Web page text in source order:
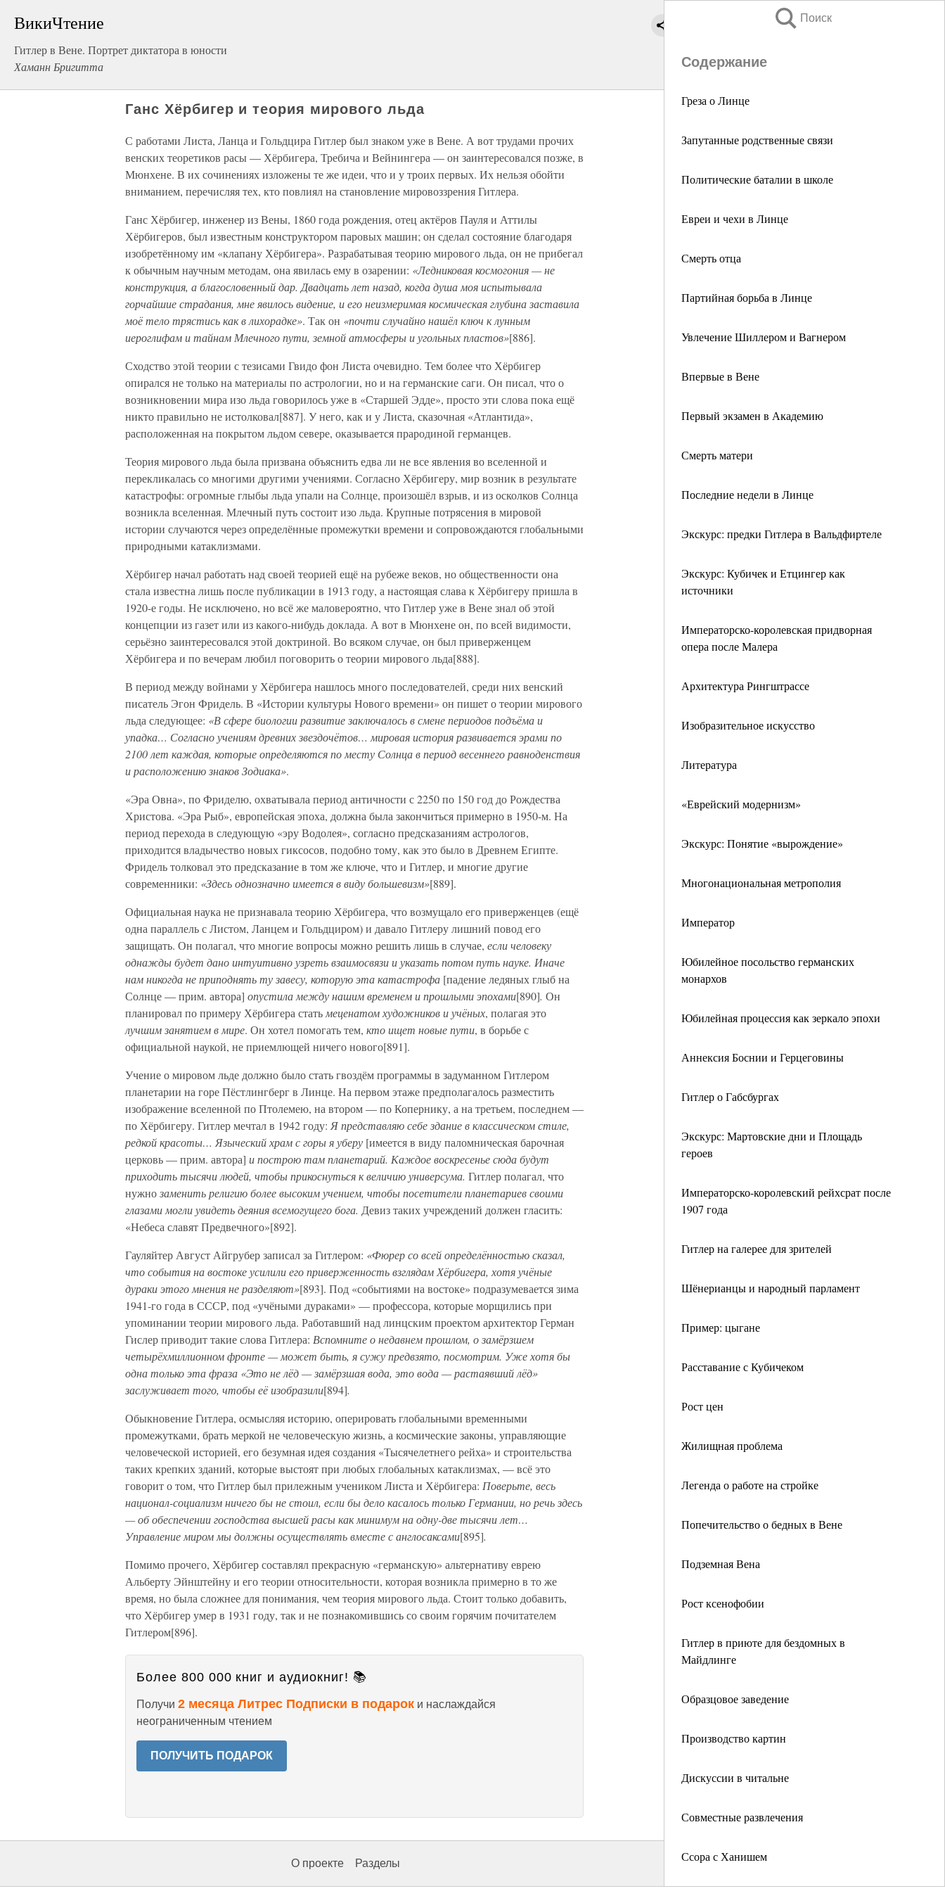
ВикиЧтение
Гитлер в Вене. Портрет диктатора в юности
Хаманн Бригитта
Поиск
Содержание
Греза о Линце
Запутанные родственные связи
Политические баталии в школе
Евреи и чехи в Линце
Смерть отца
Партийная борьба в Линце
Увлечение Шиллером и Вагнером
Впервые в Вене
Первый экзамен в Академию
Смерть матери
Последние недели в Линце
Экскурс: предки Гитлера в Вальдфиртеле
Экскурс: Кубичек и Етцингер как
источники
Императорско-королевская придворная
опера после Малера
Архитектура Рингштрассе
Изобразительное искусство
Литература
«Еврейский модернизм»
Экскурс: Понятие «вырождение»
Многонациональная метрополия
Император
Юбилейное посольство германских
монархов
Юбилейная процессия как зеркало эпохи
Аннексия Боснии и Герцеговины
Гитлер о Габсбургах
Экскурс: Мартовские дни и Площадь
героев
Императорско-королевский рейхсрат после
1907 года
Гитлер на галерее для зрителей
Шёнерианцы и народный парламент
Пример: цыгане
Расставание с Кубичеком
Рост цен
Жилищная проблема
Легенда о работе на стройке
Попечительство о бедных в Вене
Подземная Вена
Рост ксенофобии
Гитлер в приюте для бездомных в
Майдлинге
Образцовое заведение
Производство картин
Дискуссии в читальне
Совместные развлечения
Ссора с Ханишем
Ганс Хёрбигер и теория мирового льда
С работами Листа, Ланца и Гольдцира Гитлер был знаком уже в Вене. А вот трудами прочих
венских теоретиков расы — Хёрбигера, Требича и Вейнингера — он заинтересовался позже, в
Мюнхене. В их сочинениях изложены те же идеи, что и у троих первых. Их нельзя обойти
вниманием, перечисляя тех, кто повлиял на становление мировоззрения Гитлера.
Ганс Хёрбигер, инженер из Вены, 1860 года рождения, отец актёров Пауля и Аттилы
Хёрбигеров, был известным конструктором паровых машин; он сделал состояние благодаря
изобретённому им «клапану Хёрбигера». Разрабатывая теорию мирового льда, он не прибегал
к обычным научным методам, она явилась ему в озарении: «Ледниковая космогония — не
конструкция, а благословенный дар. Двадцать лет назад, когда душа моя испытывала
горчайшие страдания, мне явилось видение, и его неизмеримая космическая глубина заставила
моё тело трястись как в лихорадке». Так он «почти случайно нашёл ключ к лунным
иероглифам и тайнам Млечного пути, земной атмосферы и угольных пластов»[886].
Сходство этой теории с тезисами Гвидо фон Листа очевидно. Тем более что Хёрбигер
опирался не только на материалы по астрологии, но и на германские саги. Он писал, что о
возникновении мира изо льда говорилось уже в «Старшей Эдде», просто эти слова пока ещё
никто правильно не истолковал[887]. У него, как и у Листа, сказочная «Атлантида»,
расположенная на покрытом льдом севере, оказывается прародиной германцев.
Теория мирового льда была призвана объяснить едва ли не все явления во вселенной и
перекликалась со многими другими учениями. Согласно Хёрбигеру, мир возник в результате
катастрофы: огромные глыбы льда упали на Солнце, произошёл взрыв, и из осколков Солнца
возникла вселенная. Млечный путь состоит изо льда. Крупные потрясения в мировой
истории случаются через определённые промежутки времени и сопровождаются глобальными
природными катаклизмами.
Хёрбигер начал работать над своей теорией ещё на рубеже веков, но общественности она
стала известна лишь после публикации в 1913 году, а настоящая слава к Хёрбигеру пришла в
1920-е годы. Не исключено, но всё же маловероятно, что Гитлер уже в Вене знал об этой
концепции из газет или из какого-нибудь доклада. А вот в Мюнхене он, по всей видимости,
серьёзно заинтересовался этой доктриной. Во всяком случае, он был приверженцем
Хёрбигера и по вечерам любил поговорить о теории мирового льда[888].
В период между войнами у Хёрбигера нашлось много последователей, среди них венский
писатель Эгон Фридель. В «Истории культуры Нового времени» он пишет о теории мирового
льда следующее: «В сфере биологии развитие заключалось в смене периодов подъёма и
упадка… Согласно учениям древних звездочётов… мировая история развивается эрами по
2100 лет каждая, которые определяются по месту Солнца в период весеннего равноденствия
и расположению знаков Зодиака».
«Эра Овна», по Фриделю, охватывала период античности с 2250 по 150 год до Рождества
Христова. «Эра Рыб», европейская эпоха, должна была закончиться примерно в 1950-м. На
период перехода в следующую «эру Водолея», согласно предсказаниям астрологов,
приходится владычество новых гиксосов, подобно тому, как это было в Древнем Египте.
Фридель толковал это предсказание в том же ключе, что и Гитлер, и многие другие
современники: «Здесь однозначно имеется в виду большевизм»[889].
Официальная наука не признавала теорию Хёрбигера, что возмущало его приверженцев (ещё
одна параллель с Листом, Ланцем и Гольдциром) и давало Гитлеру лишний повод его
защищать. Он полагал, что многие вопросы можно решить лишь в случае, если человеку
однажды будет дано интуитивно узреть взаимосвязи и указать потом путь науке. Иначе
нам никогда не приподнять ту завесу, которую эта катастрофа [падение ледяных глыб на
Солнце — прим. автора] опустила между нашим временем и прошлыми эпохами[890]. Он
планировал по примеру Хёрбигера стать меценатом художников и учёных, полагая это
лучшим занятием в мире. Он хотел помогать тем, кто ищет новые пути, в борьбе с
официальной наукой, не приемлющей ничего нового[891].
Учение о мировом льде должно было стать гвоздём программы в задуманном Гитлером
планетарии на горе Пёстлингберг в Линце. На первом этаже предполагалось разместить
изображение вселенной по Птолемею, на втором — по Копернику, а на третьем, последнем —
по Хёрбигеру. Гитлер мечтал в 1942 году: Я представляю себе здание в классическом стиле,
редкой красоты… Языческий храм с горы я уберу [имеется в виду паломническая барочная
церковь — прим. автора] и построю там планетарий. Каждое воскресенье сюда будут
приходить тысячи людей, чтобы прикоснуться к величию универсума. Гитлер полагал, что
нужнозаменить религию более высоким учением, чтобы посетители планетариев своими
глазами могли увидеть деяния всемогущего бога. Девиз таких учреждений должен гласить:
«Небеса славят Предвечного»[892].
Гауляйтер Август Айгрубер записал за Гитлером: «Фюрер со всей определённостью сказал,
что события на востоке усилили его приверженность взглядам Хёрбигера, хотя учёные
дураки этого мнения не разделяют»[893]. Под «событиями на востоке» подразумевается зима
1941-го года в СССР, под «учёными дураками» — профессора, которые морщились при
упоминании теории мирового льда. Работавший над линцским проектом архитектор Герман
Гислер приводит такие слова Гитлера: Вспомните о недавнем прошлом, о замёрзшем
четырёхмиллионном фронте — может быть, я сужу предвзято, посмотрим. Уже хотя бы
одна только эта фраза «Это не лёд — замёрзшая вода, это вода — растаявший лёд»
заслуживает того, чтобы её изобразили[894].
Обыкновение Гитлера, осмысляя историю, оперировать глобальными временными
промежутками, брать меркой не человеческую жизнь, а космические законы, управляющие
человеческой историей, его безумная идея создания «Тысячелетнего рейха» и строительства
таких крепких зданий, которые выстоят при любых глобальных катаклизмах, — всё это
говорит о том, что Гитлер был прилежным учеником Листа и Хёрбигера: Поверьте, весь
национал-социализм ничего бы не стоил, если бы дело касалось только Германии, но речь здесь
— об обеспечении господства высшей расы как минимум на одну-две тысячи лет…
Управление миром мы должны осуществлять вместе с англосаксами[895].
Помимо прочего, Хёрбигер составлял прекрасную «германскую» альтернативу еврею
Альберту Эйнштейну и его теории относительности, которая возникла примерно в то же
время, но была сложнее для понимания, чем теория мирового льда. Стоит только добавить,
что Хёрбигер умер в 1931 году, так и не познакомившись со своим горячим почитателем
Гитлером[896].
Более 800 000 книг и аудиокниг! 📚
Получи 2 месяца Литрес Подписки в подарок и наслаждайся
неограниченным чтением
ПОЛУЧИТЬ ПОДАРОК
О проекте Разделы